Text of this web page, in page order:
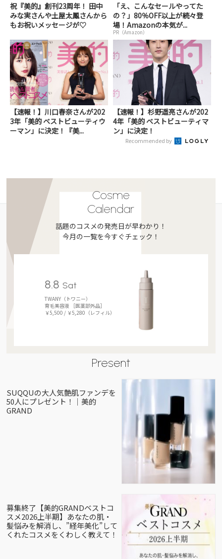
祝『美的』創刊23周年！ 田中
みな実さんや土屋太鳳さんから
もお祝いメッセージが♡
「え、こんなセールやってた
の？」80％OFF以上が続々登
場！Amazonの本気が...
PR（Amazon）
【速報！】川口春奈さんが202
3年「美的 ベストビューティウ
ーマン」に決定！『美...
【速報！】杉野遥亮さんが202
4年「美的 ベストビューティマ
ン」に決定！
Recommended by
Cosme
Calendar
話題のコスメの発売日が早わかり！
今月の一覧を今すぐチェック！
8.8 Sat
TWANY（トワニー）
育毛美容液 ［医薬部外品］
￥5,500 / ￥5,280（レフィル）
Present
SUQQUの大人気艶肌ファンデを
50人にプレゼント！｜美的
GRAND
募集終了【美的GRANDベストコ
スメ2026上半期】あなたの肌・
髪悩みを解消し、”経年美化”して
くれたコスメをくわしく教えて！